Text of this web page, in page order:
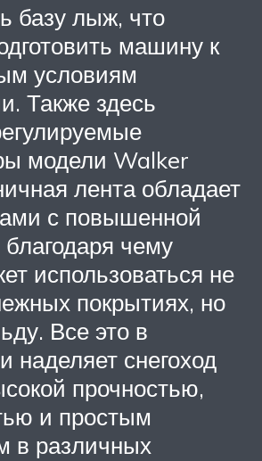
базу лыж, что
машину к
условиям
Также здесь
модели Walker
лента обладает
с повышенной
чему
использоваться не
покрытиях, но
Все это в
наделяет снегоход
прочностью,
и простым
в различных